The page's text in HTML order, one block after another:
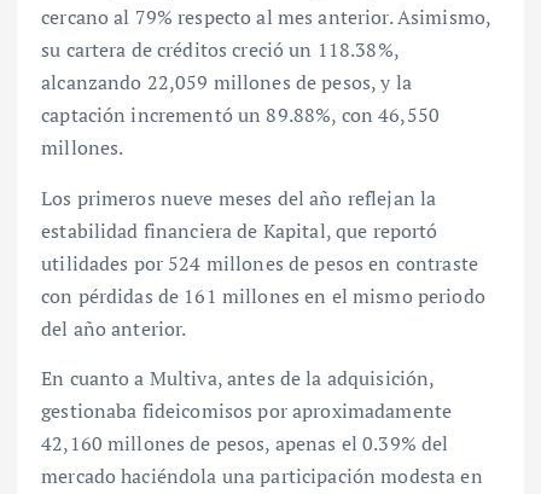
cercano al 79% respecto al mes anterior. Asimismo,
su cartera de créditos creció un 118.38%,
alcanzando 22,059 millones de pesos, y la
captación incrementó un 89.88%, con 46,550
millones.
Los primeros nueve meses del año reflejan la
estabilidad financiera de Kapital, que reportó
utilidades por 524 millones de pesos en contraste
con pérdidas de 161 millones en el mismo periodo
del año anterior.
En cuanto a Multiva, antes de la adquisición,
gestionaba fideicomisos por aproximadamente
42,160 millones de pesos, apenas el 0.39% del
mercado haciéndola una participación modesta en